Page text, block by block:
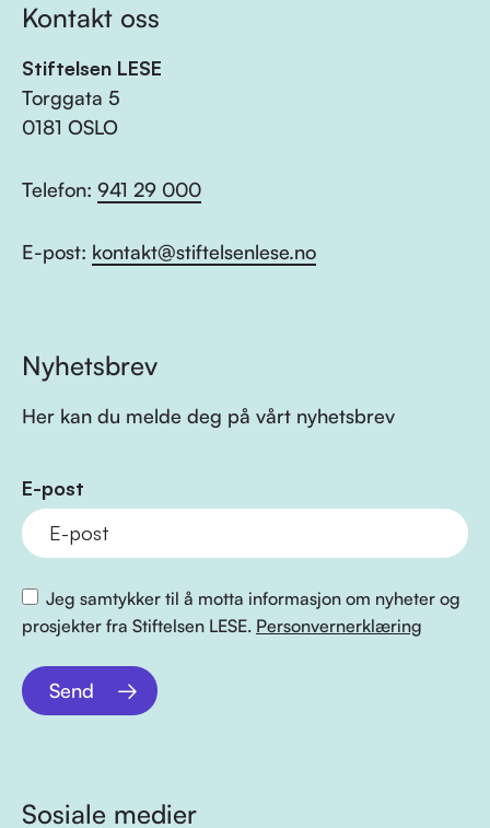
Kontakt oss
Stiftelsen LESE
Torggata 5
0181 OSLO
Telefon: 941 29 000
E-post: kontakt@stiftelsenlese.no
Nyhetsbrev
Her kan du melde deg på vårt nyhetsbrev
E-post
Jeg samtykker til å motta informasjon om nyheter og
prosjekter fra Stiftelsen LESE. Personvernerklæring
Send
Sosiale medier